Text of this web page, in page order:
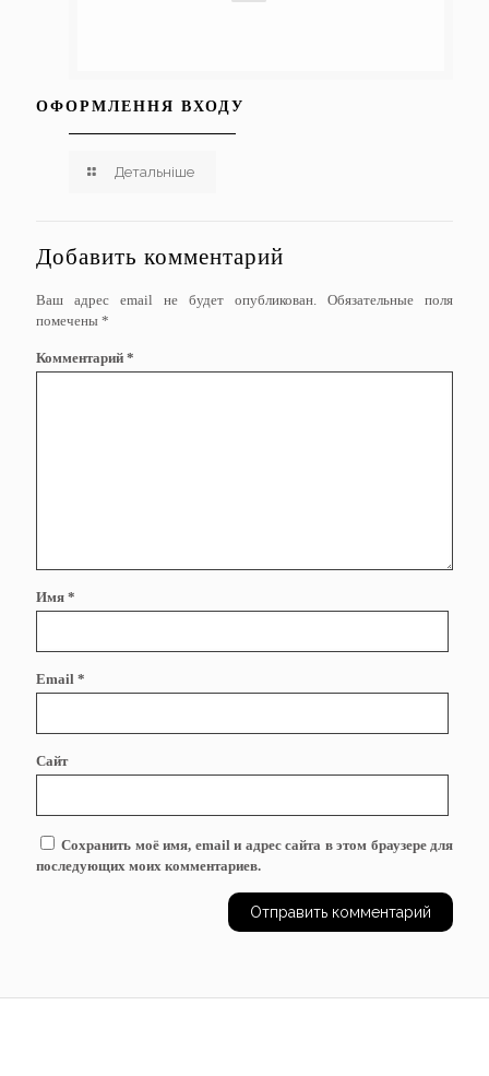
ОФОРМЛЕННЯ ВХОДУ
Детальніше
Добавить комментарий
Ваш адрес email не будет опубликован.
Обязательные поля
помечены *
Комментарий *
Имя *
Email *
Сайт
Сохранить моё имя, email и адрес сайта в этом браузере для
последующих моих комментариев.